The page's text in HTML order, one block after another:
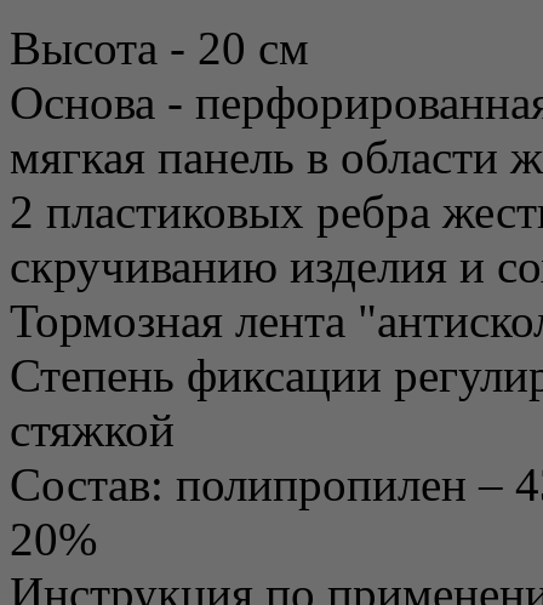
Высота - 20 см
Основа -
мягкая панель в области
2 пластиковых ребра
скручиванию изделия и
Тормозная лента
Степень фиксации
стяжкой
Состав: полипропилен –
20%
Инструкция по